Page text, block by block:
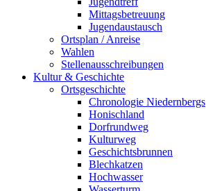
Mittagsbetreuung
Jugendaustausch
Ortsplan / Anreise
Wahlen
Stellenausschreibungen
Kultur & Geschichte
Ortsgeschichte
Chronologie Niedernbergs
Honischland
Dorfrundweg
Kulturweg
Geschichtsbrunnen
Blechkatzen
Hochwasser